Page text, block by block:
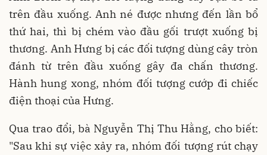
trên đầu xuống. Anh né được nhưng đến lần bổ
thứ hai, thì bị chém vào đầu gối trượt xuống bị
thương. Anh Hưng bị các đối tượng dùng cây tròn
đánh từ trên đầu xuống gây đa chấn thương.
Hành hung xong, nhóm đối tượng cướp đi chiếc
điện thoại của Hưng.
Qua trao đổi, bà Nguyễn Thị Thu Hằng, cho biết:
"Sau khi sự việc xảy ra, nhóm đối tượng rút chạy